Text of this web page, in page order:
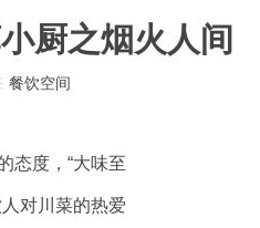
厨之烟火人间
餐饮空间
态度，“大味至
对川菜的热爱